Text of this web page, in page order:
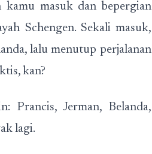
kamu masuk dan bepergian
Schengen. Sekali masuk,
lalu menutup perjalanan
kan?
Prancis, Jerman, Belanda,
lagi.